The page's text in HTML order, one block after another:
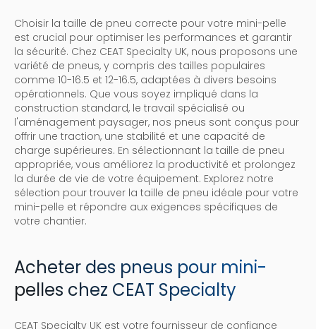
Choisir la taille de pneu correcte pour votre mini-pelle
est crucial pour optimiser les performances et garantir
la sécurité. Chez CEAT Specialty UK, nous proposons une
variété de pneus, y compris des tailles populaires
comme 10-16.5 et 12-16.5, adaptées à divers besoins
opérationnels. Que vous soyez impliqué dans la
construction standard, le travail spécialisé ou
l'aménagement paysager, nos pneus sont conçus pour
offrir une traction, une stabilité et une capacité de
charge supérieures. En sélectionnant la taille de pneu
appropriée, vous améliorez la productivité et prolongez
la durée de vie de votre équipement. Explorez notre
sélection pour trouver la taille de pneu idéale pour votre
mini-pelle et répondre aux exigences spécifiques de
votre chantier.
Acheter des pneus pour mini-
pelles chez CEAT Specialty
CEAT Specialty UK est votre fournisseur de confiance